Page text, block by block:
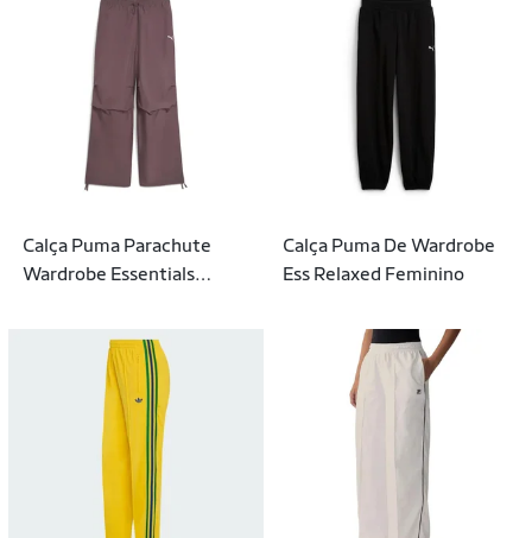
Calça Puma Parachute
Wardrobe Essentials
Calça Puma De Wardrobe
Ess Relaxed Feminino